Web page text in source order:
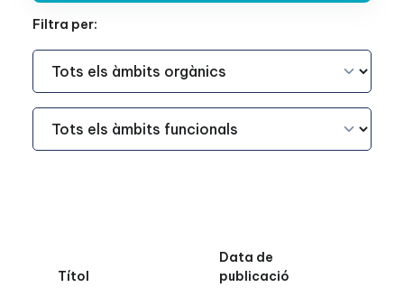
Filtra per:
Àmbit Funcional
Àmbit Funcional
Títol
Data de
publicació